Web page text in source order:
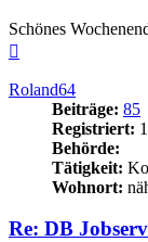
Schönes
Roland64
Beiträge: 85
Registriert:
Behörde:
Tätigkeit:
Wohnort:
Re: DB